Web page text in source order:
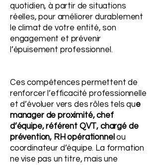
quotidien, à partir de situations
réelles, pour améliorer durablement
le climat de votre entité, son
engagement et prévenir
l’épuisement professionnel.
Ces compétences permettent de
renforcer l’efficacité professionnelle
et d’évoluer vers des rôles tels que
manager de proximité, chef
d’équipe, référent QVT, chargé de
prévention, RH opérationnelou
coordinateur d’équipe. La formation
ne vise pas un titre, mais une